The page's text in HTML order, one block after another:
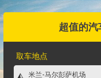
超值的汽
取车地点